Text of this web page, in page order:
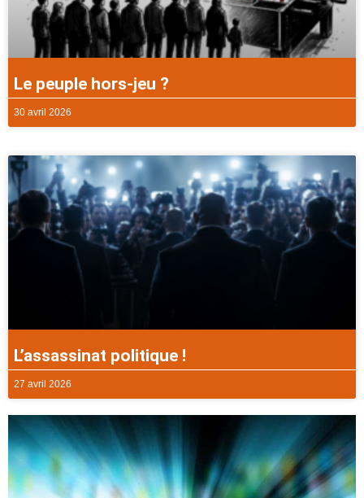
Le peuple hors-jeu ?
30 avril 2026
L’assassinat politique !
27 avril 2026